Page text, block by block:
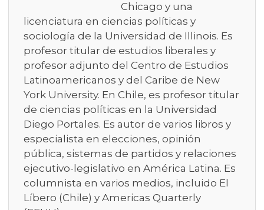
Chicago y una
licenciatura en ciencias políticas y
sociología de la Universidad de Illinois. Es
profesor titular de estudios liberales y
profesor adjunto del Centro de Estudios
Latinoamericanos y del Caribe de New
York University. En Chile, es profesor titular
de ciencias políticas en la Universidad
Diego Portales. Es autor de varios libros y
especialista en elecciones, opinión
pública, sistemas de partidos y relaciones
ejecutivo-legislativo en América Latina. Es
columnista en varios medios, incluido El
Líbero (Chile) y Americas Quarterly